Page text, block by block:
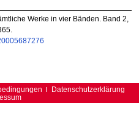
Werke in vier Bänden. Band 2,
Datenschutzerklärung